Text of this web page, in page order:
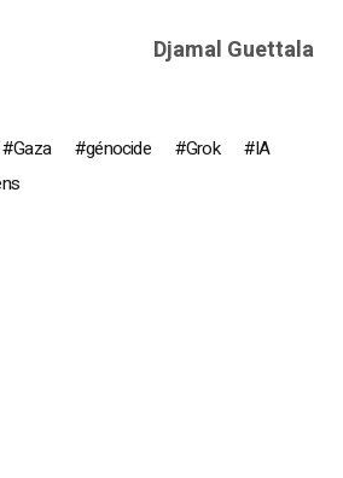
Djamal Guettala
Gaza génocide Grok
IA